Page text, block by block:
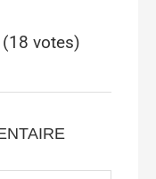
votes)